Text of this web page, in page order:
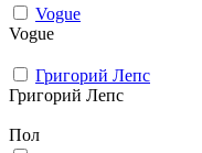
Vogue
Vogue
Григорий Лепс
Григорий Лепс
Пол